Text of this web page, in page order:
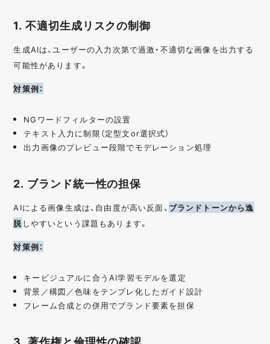
1. 不適切生成リスクの制御
生成AIは、ユーザーの入力次第で過激・不適切な画像を出力する
可能性があります。
対策例：
NGワードフィルターの設置
テキスト入力に制限（定型文or選択式）
出力画像のプレビュー段階でモデレーション処理
2. ブランド統一性の担保
AIによる画像生成は、自由度が高い反面、 ブランドトーンから逸
脱しやすいという課題もあります。
対策例：
キービジュアルに合うAI学習モデルを選定
背景／構図／色味をテンプレ化したガイド設計
フレーム合成との併用でブランド要素を担保